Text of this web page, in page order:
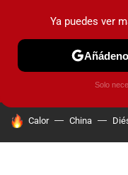
PRUEBAS COCHES
HOY SE HABLA DE
Calor China
Ya puedes ver
Solo